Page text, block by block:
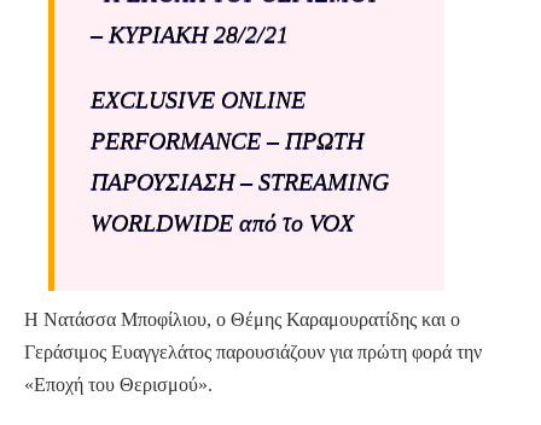
– ΚΥΡΙΑΚΗ 28/2/21
EXCLUSIVE ONLINE
PERFORMANCE – ΠΡΩΤΗ
ΠΑΡΟΥΣΙΑΣΗ – STREAMING
WORLDWIDE από το VOX
Η Νατάσσα Μποφίλιου, ο Θέμης Καραμουρατίδης και ο
Γεράσιμος Ευαγγελάτος παρουσιάζουν για πρώτη φορά την
«Εποχή του Θερισμού».